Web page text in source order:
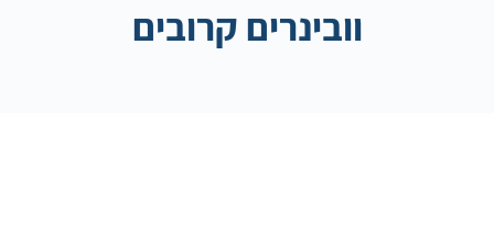
וובינרים קרובים